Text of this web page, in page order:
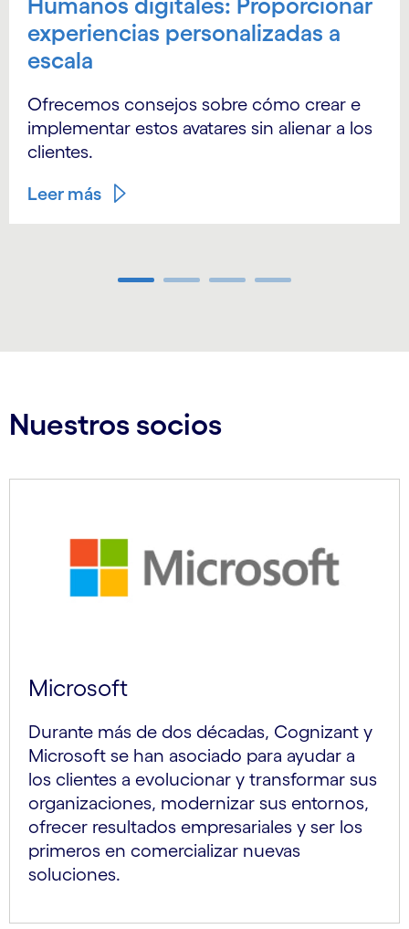
experiencias personalizadas a
escala
Ofrecemos consejos sobre cómo crear e
implementar estos avatares sin alienar a los
clientes.
Leer más
Nuestros socios
Microsoft
Durante más de dos décadas, Cognizant y
Microsoft se han asociado para ayudar a
los clientes a evolucionar y transformar sus
organizaciones, modernizar sus entornos,
ofrecer resultados empresariales y ser los
primeros en comercializar nuevas
soluciones.